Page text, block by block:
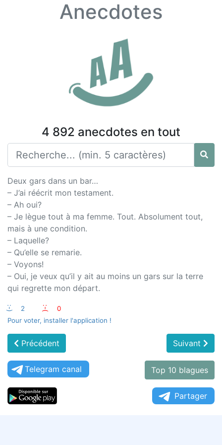
Anecdotes
4 892 anecdotes en tout
Deux gars dans un bar…
– J’ai réécrit mon testament.
– Ah oui?
– Je lègue tout à ma femme. Tout. Absolument tout,
mais à une condition.
– Laquelle?
– Qu’elle se remarie.
– Voyons!
– Oui, je veux qu’il y ait au moins un gars sur la terre
qui regrette mon départ.
:-) 2 :-(
0
Pour voter, installer l'application !
Précédent Suivant
Telegram canal Top 10 blagues
Partager